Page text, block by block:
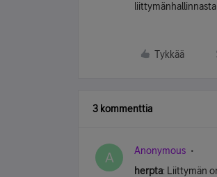
Tykkää
3 kommenttia
A Anonymous
herpta: Liittymän